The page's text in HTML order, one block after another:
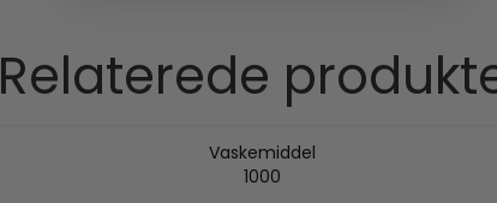
Relaterede
Vaskemiddel
1000